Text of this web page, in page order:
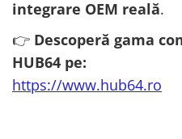
integrare OEM reală.
👉 Descoperă gama
HUB64 pe:
https://www.hub64.ro